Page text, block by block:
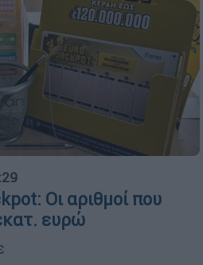
Οι αριθμοί που
ευρώ